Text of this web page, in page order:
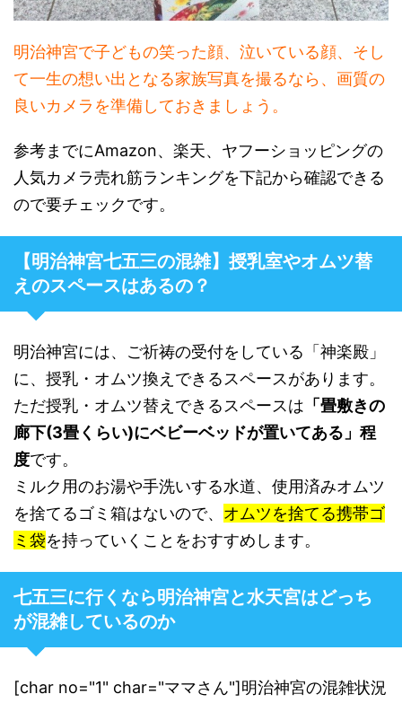
明治神宮で子どもの笑った顔、泣いている顔、そし
て一生の想い出となる家族写真を撮るなら、画質の
良いカメラを準備しておきましょう。
参考までにAmazon、楽天、ヤフーショッピングの
人気カメラ売れ筋ランキングを下記から確認できる
ので要チェックです。
【明治神宮七五三の混雑】授乳室やオムツ替
えのスペースはあるの？
明治神宮には、ご祈祷の受付をしている「神楽殿」
に、授乳・オムツ換えできるスペースがあります。
ただ授乳・オムツ替えできるスペースは 「畳敷きの
廊下(3畳くらい)にベビーベッドが置いてある」程
度です。
ミルク用のお湯や手洗いする水道、使用済みオムツ
を捨てるゴミ箱はないので、 オムツを捨てる携帯ゴ
ミ袋を持っていくことをおすすめします。
七五三に行くなら明治神宮と水天宮はどっち
が混雑しているのか
[char no="1" char="ママさん"]明治神宮の混雑状況